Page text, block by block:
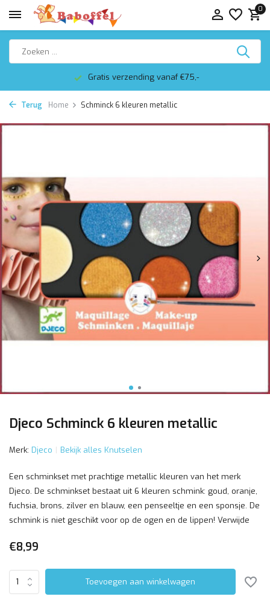
0
Gratis verzending vanaf €75,-
Terug Home Schminck 6 kleuren metallic
Djeco Schminck 6 kleuren metallic
Merk: Djeco Bekijk alles Knutselen
Een schminkset met prachtige metallic kleuren van het merk
Djeco. De schminkset bestaat uit 6 kleuren schmink: goud, oranje,
fuchsia, brons, zilver en blauw, een penseeltje en een sponsje. De
schmink is niet geschikt voor op de ogen en de lippen! Verwijde
€8,99
Toevoegen aan winkelwagen